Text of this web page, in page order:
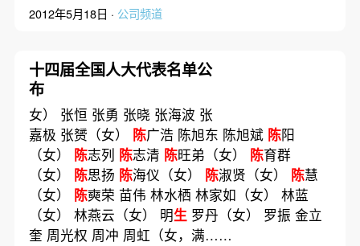
2012年5月18日 · 公司频道
十四届全国人大代表名单公
布
女） 张恒 张勇 张晓 张海波 张
嘉极 张赟（女） 陈广浩 陈旭东 陈旭斌 陈阳
（女） 陈志列 陈志清 陈旺弟（女） 陈育群
（女） 陈思扬 陈海仪（女） 陈淑贤（女） 陈慧
（女） 陈奭荣 苗伟 林水栖 林家如（女） 林蓝
（女） 林燕云（女） 明生罗丹（女） 罗振 金立
奎 周光权 周冲 周虹（女，满……